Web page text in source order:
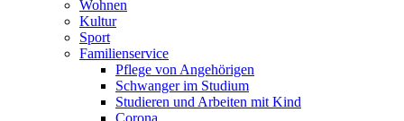
Wohnen
Kultur
Sport
Familienservice
Pflege von Angehörigen
Schwanger im Studium
Studieren und Arbeiten mit Kind
Corona